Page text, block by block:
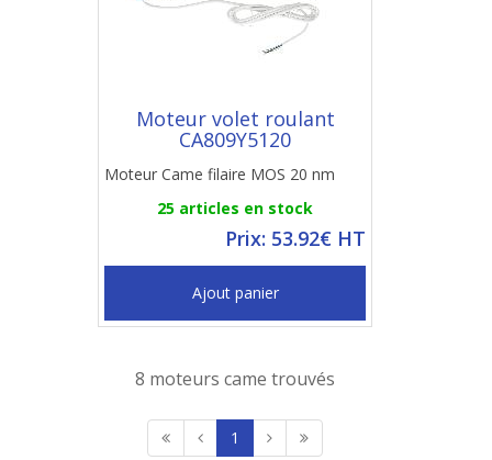
Moteur volet roulant
CA809Y5120
Moteur Came filaire MOS 20 nm
25 articles en stock
Prix: 53.92€ HT
Ajout panier
8 moteurs came trouvés
1